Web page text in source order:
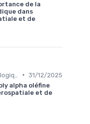
de la
dans
et de
• 31/12/2025
alpha oléfine
et de